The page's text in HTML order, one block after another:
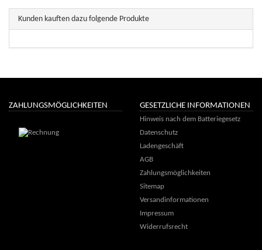
Kunden kauften dazu folgende Produkte
ZAHLUNGSMÖGLICHKEITEN GESETZLICHE INFORMATIONEN
Hinweis nach dem Batteriegesetz
Datenschutz
Ladengeschäft
AGB
Zahlungsmöglichkeiten
Sitemap
Versandinformationen
Impressum
Widerrufsrecht